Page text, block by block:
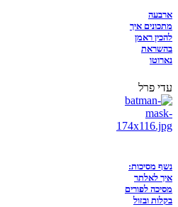
ארבעה
מתכונים איך
להכין ראמן
בהשראת
נארוטו
עדי פרל
נשף מסיכות:
איך לאלתר
מסיכה לפורים
בקלות ובזול